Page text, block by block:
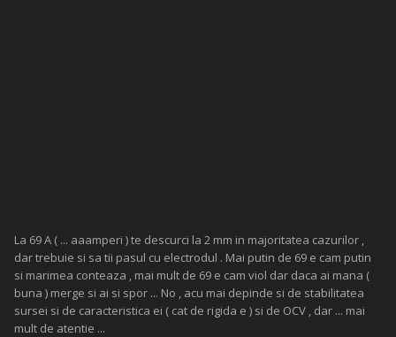
La 69 A ( ... aaamperi ) te descurci la 2 mm in majoritatea cazurilor ,
dar trebuie si sa tii pasul cu electrodul . Mai putin de 69 e cam putin
si marimea conteaza , mai mult de 69 e cam viol dar daca ai mana (
buna ) merge si ai si spor ... No , acu mai depinde si de stabilitatea
sursei si de caracteristica ei ( cat de rigida e ) si de OCV , dar ... mai
mult de atentie ...